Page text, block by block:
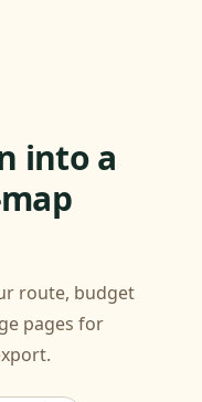
into a
route, budget
pages for